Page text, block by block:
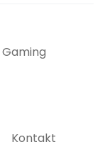
Gaming
Kontakt